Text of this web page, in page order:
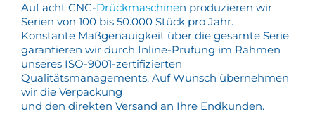
Auf acht CNC-Drückmaschinen produzieren wir
Serien von 100 bis 50.000 Stück pro Jahr.
Konstante Maßgenauigkeit über die gesamte Serie
garantieren wir durch Inline-Prüfung im Rahmen
unseres ISO-9001-zertifizierten
Qualitätsmanagements. Auf Wunsch übernehmen
wir die Verpackung
und den direkten Versand an Ihre Endkunden.